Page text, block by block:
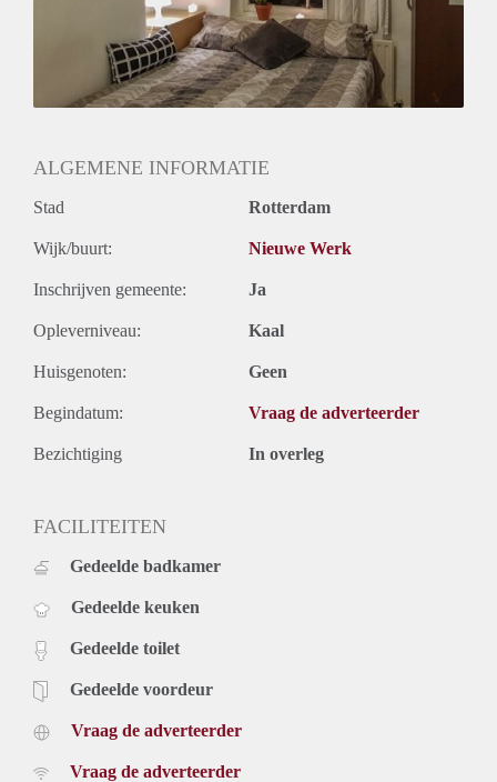
ALGEMENE INFORMATIE
Stad Rotterdam
Wijk/buurt: Nieuwe Werk
Inschrijven gemeente: Ja
Opleverniveau: Kaal
Huisgenoten: Geen
Begindatum: Vraag de adverteerder
Bezichtiging In overleg
FACILITEITEN
Gedeelde badkamer
Gedeelde keuken
Gedeelde toilet
Gedeelde voordeur
Vraag de adverteerder
Vraag de adverteerder